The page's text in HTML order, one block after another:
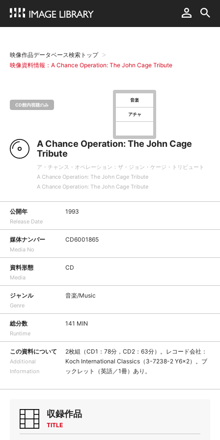
映像作品データベース検索トップ
映像資料情報：A Chance Operation: The John Cage Tribute
CD館内視聴のみ
音楽
アチャ
A Chance Operation: The John Cage
Tribute
ア・チャンス・オペレーション：ザ・ジョン・ケージ・トリビュート
A Chance Operation: The John Cage Tribute
A Chance Operation: The John Cage Tribute
公開年
Release Date
1993
媒体ナンバー
Media No
CD6001865
資料形態
Media
CD
ジャンル
Genre
音楽/Music
総分数
Runtime
141 MIN
この資料について
Additional
Information
2枚組（CD1：78分，CD2：63分）。レコード会社：
Koch International Classics（3-7238-2 Y6x2）。ブ
ックレット（英語／1冊）あり。
収録作品
TITLE